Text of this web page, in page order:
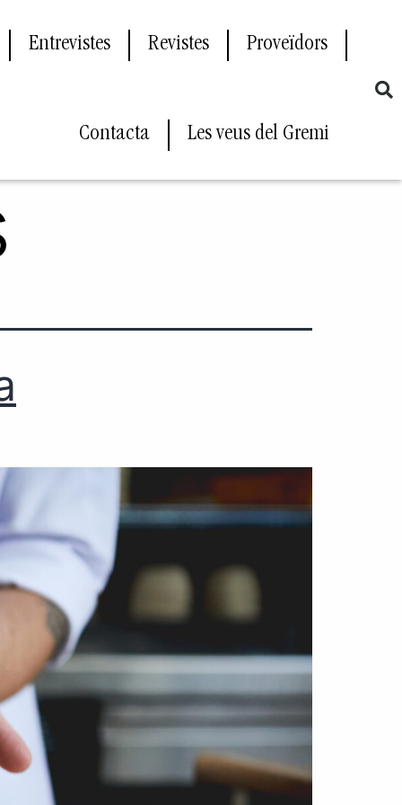
Entrevistes Revistes Proveïdors
Contacta Les veus del Gremi